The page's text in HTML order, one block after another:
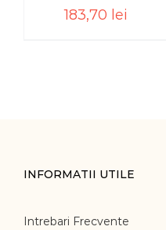
183,70 lei
INFORMATII UTILE
Intrebari Frecvente